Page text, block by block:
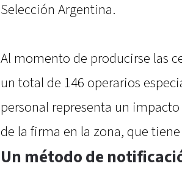
Selección Argentina.
Al momento de producirse las
un total de 146 operarios
personal representa un
de la firma en la zona, que
Un método de